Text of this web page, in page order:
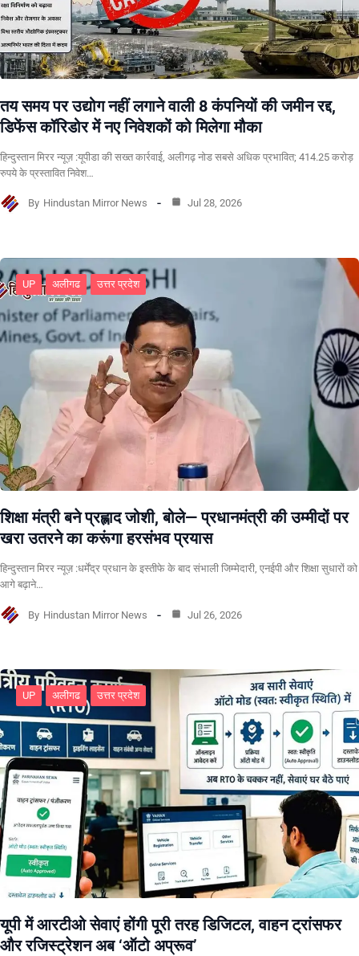
तय समय पर उद्योग नहीं लगाने वाली 8 कंपनियों की जमीन रद्द,
डिफेंस कॉरिडोर में नए निवेशकों को मिलेगा मौका
हिन्दुस्तान मिरर न्यूज़ :यूपीडा की सख्त कार्रवाई, अलीगढ़ नोड सबसे अधिक प्रभावित; 414.25 करोड़
रुपये के प्रस्तावित निवेश…
By Hindustan Mirror News Jul 28, 2026
UP अलीगढ उत्तर प्रदेश
शिक्षा मंत्री बने प्रह्लाद जोशी, बोले— प्रधानमंत्री की उम्मीदों पर
खरा उतरने का करूंगा हरसंभव प्रयास
हिन्दुस्तान मिरर न्यूज़ :धर्मेंद्र प्रधान के इस्तीफे के बाद संभाली जिम्मेदारी, एनईपी और शिक्षा सुधारों को
आगे बढ़ाने…
By Hindustan Mirror News Jul 26, 2026
UP अलीगढ उत्तर प्रदेश
यूपी में आरटीओ सेवाएं होंगी पूरी तरह डिजिटल, वाहन ट्रांसफर
और रजिस्ट्रेशन अब ‘ऑटो अप्रूव’